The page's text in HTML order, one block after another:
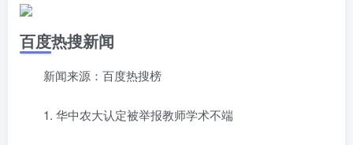
百度热搜新闻
新闻来源：百度热搜榜
1. 华中农大认定被举报教师学术不端